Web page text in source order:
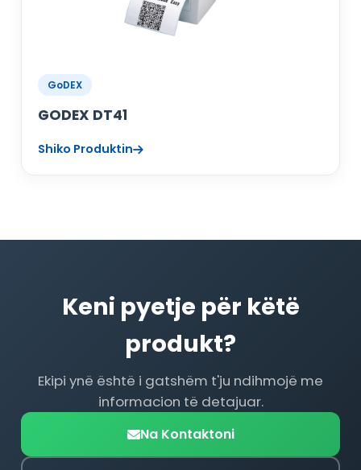
GoDEX
GODEX DT41
Shiko Produktin
Keni pyetje për këtë
produkt?
Ekipi ynë është i gatshëm t'ju ndihmojë me
informacion të detajuar.
Na Kontaktoni